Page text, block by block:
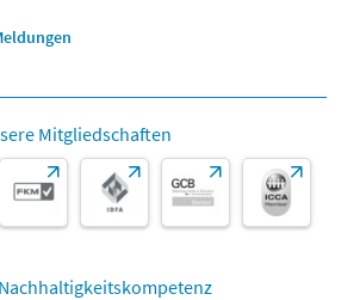
Mitgliedschaften